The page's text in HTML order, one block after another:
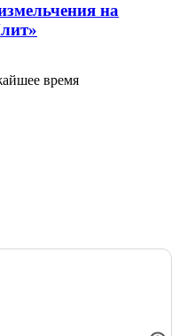
на
время